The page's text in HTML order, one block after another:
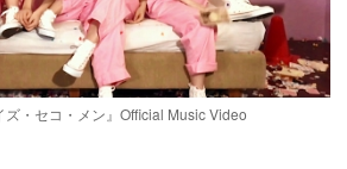
ズ・セコ・メン』Official Music Video